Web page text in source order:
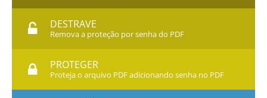
DESTRAVE
Remova a proteção por senha do PDF
PROTEGER
Proteja o arquivo PDF adicionando senha no PDF